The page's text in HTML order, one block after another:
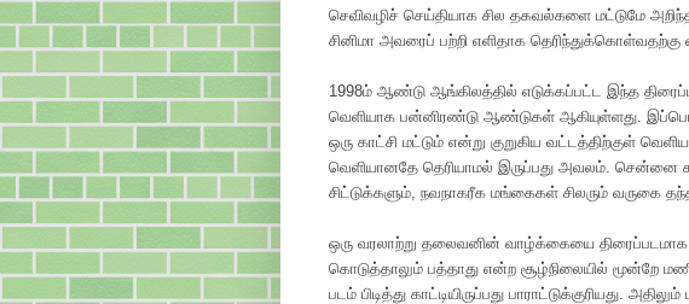
செவிவழிச் செய்தியாக சில தகவல்களை மட்டுமே
சினிமா அவரைப் பற்றி எளிதாக தெரிந்துக்கொள்வதற்கு
1998ம் ஆண்டு ஆங்கிலத்தில் எடுக்கப்பட்ட இந்த
வெளியாக பன்னிரண்டு ஆண்டுகள் ஆகியுள்ளது.
ஒரு காட்சி மட்டும் என்று குறுகிய வட்டத்திற்குள்
வெளியானதே தெரியாமல் இருப்பது அவலம். சென்னை
சிட்டுக்களும், நவநாகரீக மங்கைகள் சிலரும் வருகை
ஒரு வரலாற்று தலைவனின் வாழ்க்கையை திரைப்படமாக
கொடுத்தாலும் பத்தாது என்ற சூழ்நிலையில் மூன்றே
படம் பிடித்து காட்டியிருப்பது பாராட்டுக்குரியது.